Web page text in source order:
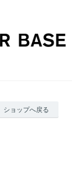
ショップへ戻る